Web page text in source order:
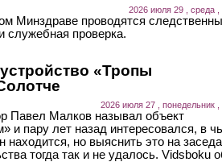
2026 июля 29 , среда ,
Минздраве проводятся
служебная проверка.
«Тропы
2026 июля 27 , понедельник ,
Павел Малков называл объект
и пару лет назад интересовался, в
находится, но выяснить это на
тогда так и не удалось. Vidsboku